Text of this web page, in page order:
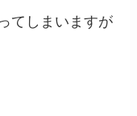
てしまいますが